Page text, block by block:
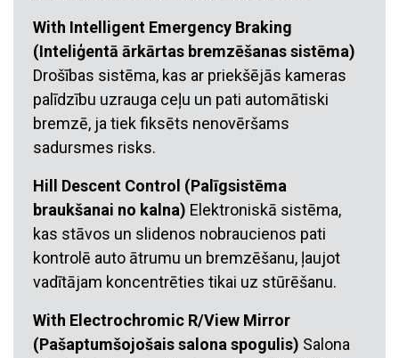
With Intelligent Emergency Braking
(Inteliģentā ārkārtas bremzēšanas sistēma)
Drošības sistēma, kas ar priekšējās kameras
palīdzību uzrauga ceļu un pati automātiski
bremzē, ja tiek fiksēts nenovēršams
sadursmes risks.
Hill Descent Control (Palīgsistēma
braukšanai no kalna) Elektroniskā sistēma,
kas stāvos un slidenos nobraucienos pati
kontrolē auto ātrumu un bremzēšanu, ļaujot
vadītājam koncentrēties tikai uz stūrēšanu.
With Electrochromic R/View Mirror
(Pašaptumšojošais salona spogulis) Salona